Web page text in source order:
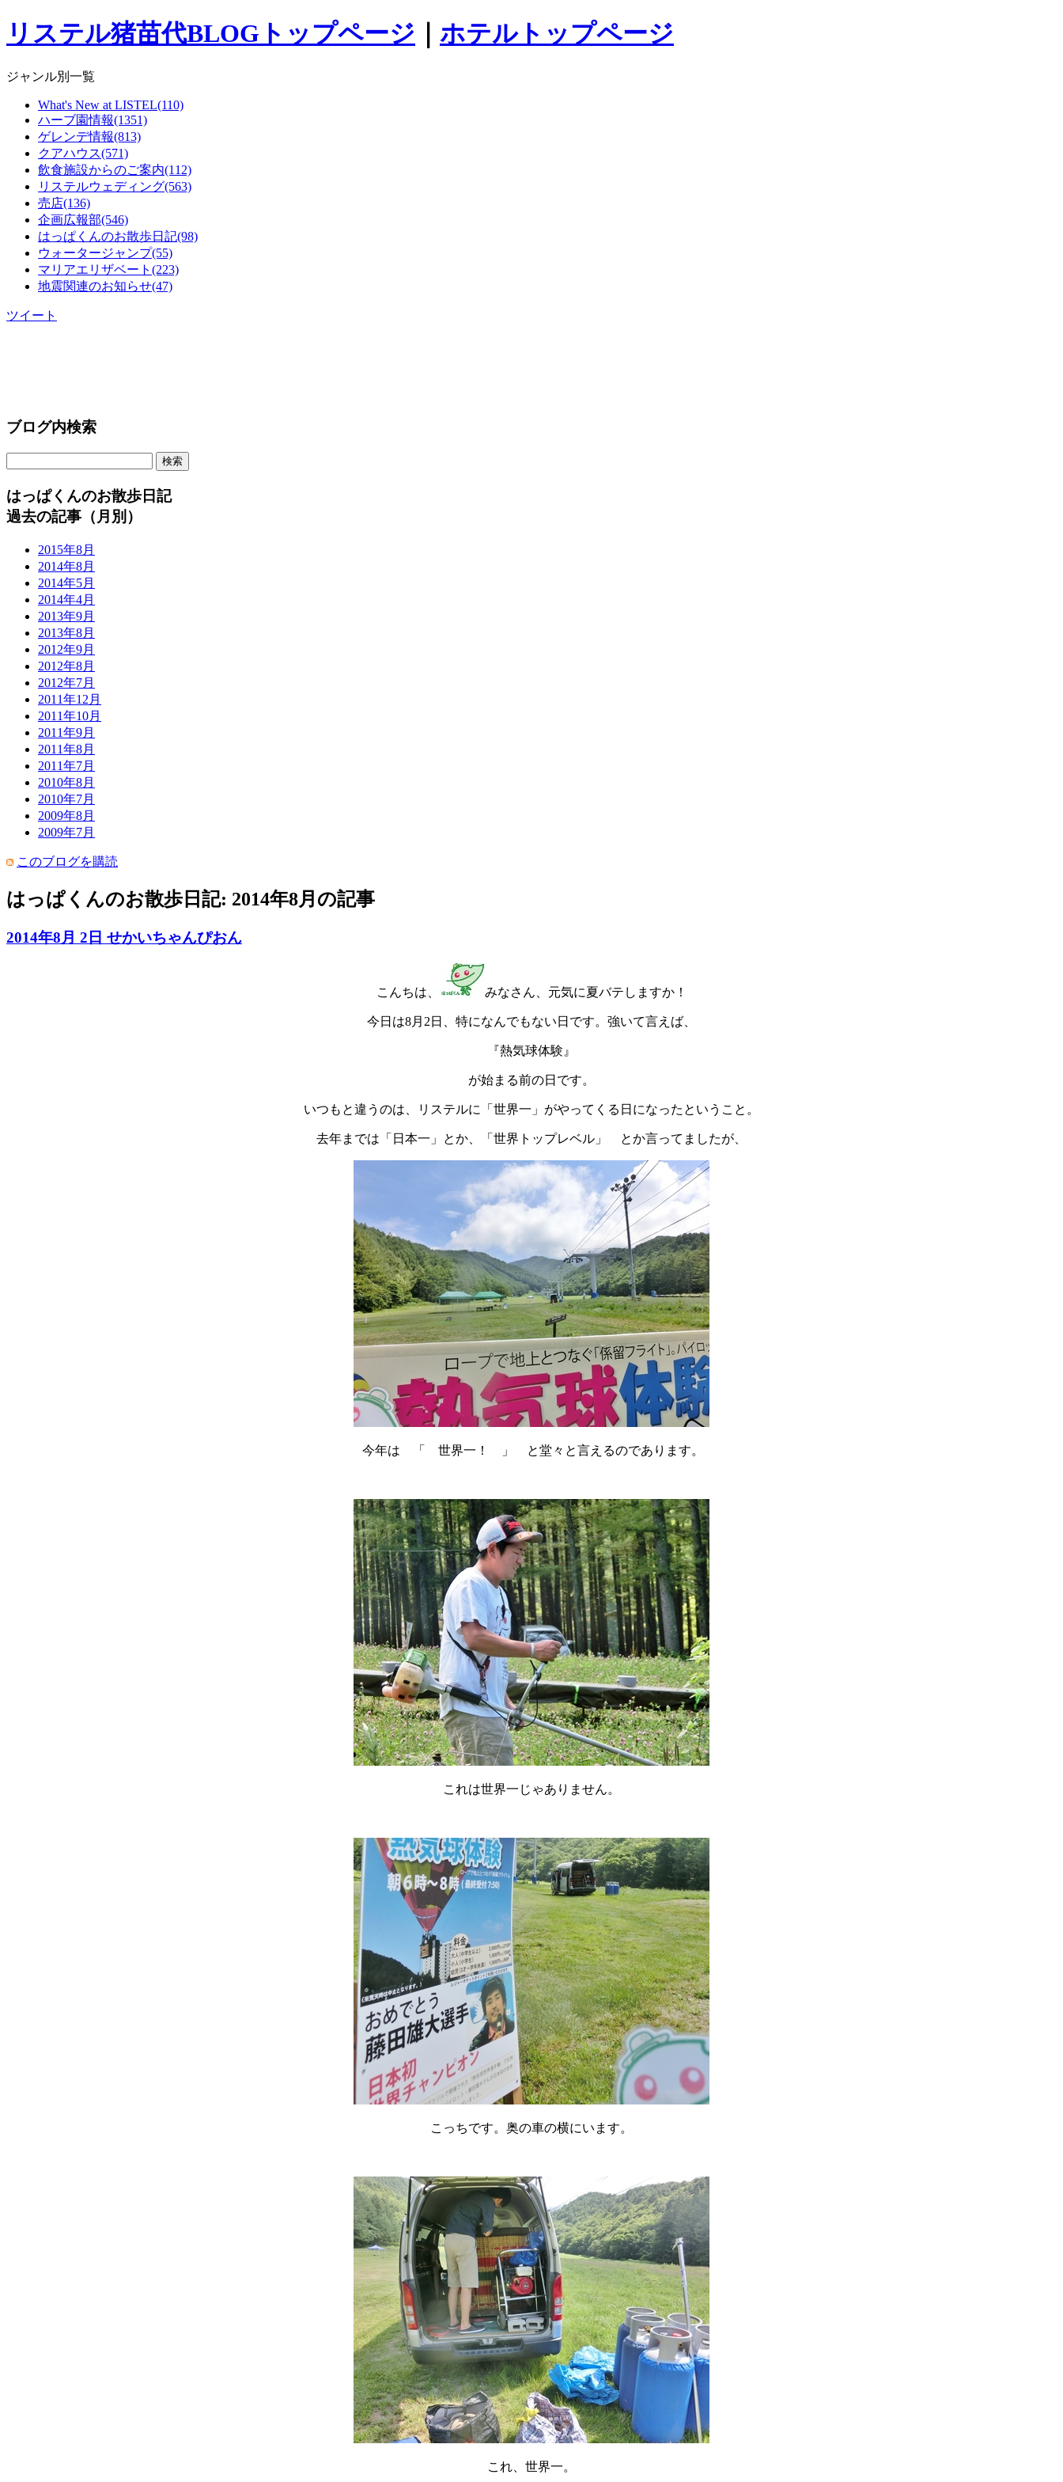
リステル猪苗代BLOGトップページ ホテルトップページ
ジャンル別一覧
What's New at LISTEL(110)
ハーブ園情報(1351)
ゲレンデ情報(813)
クアハウス(571)
飲食施設からのご案内(112)
リステルウェディング(563)
売店(136)
企画広報部(546)
はっぱくんのお散歩日記(98)
ウォータージャンプ(55)
マリアエリザベート(223)
地震関連のお知らせ(47)
ツイート
ブログ内検索
はっぱくんのお散歩日記
過去の記事（月別）
2015年8月
2014年8月
2014年5月
2014年4月
2013年9月
2013年8月
2012年9月
2012年8月
2012年7月
2011年12月
2011年10月
2011年9月
2011年8月
2011年7月
2010年8月
2010年7月
2009年8月
2009年7月
このブログを購読
はっぱくんのお散歩日記: 2014年8月の記事
2014年8月 2日 せかいちゃんぴおん
こんちは、 みなさん、元気に夏バテしますか！
今日は8月2日、特になんでもない日です。強いて言えば、
『熱気球体験』
が始まる前の日です。
いつもと違うのは、リステルに「世界一」がやってくる日になったということ。
去年までは「日本一」とか、「世界トップレベル」 とか言ってましたが、
今年は 「 世界一！ 」 と堂々と言えるのであります。
これは世界一じゃありません。
こっちです。奥の車の横にいます。
これ、世界一。